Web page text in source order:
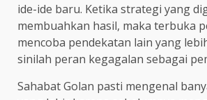
ide-ide baru. Ketika strategi yang
membuahkan hasil, maka terbuka
mencoba pendekatan lain yang
sinilah peran kegagalan sebagai
Sahabat Golan pasti mengenal